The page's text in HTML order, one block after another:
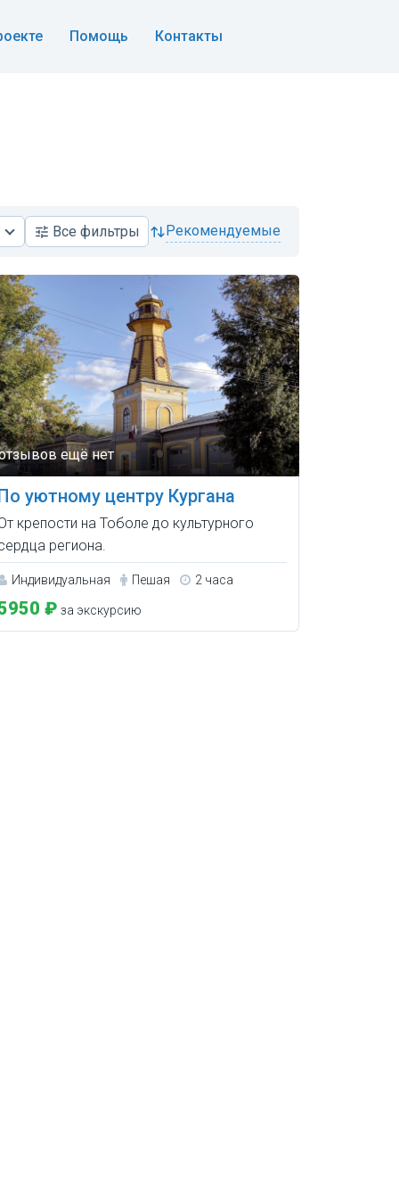
Помощь Контакты
Все фильтры рекомендуемые
уютному центру Кургана
крепости на Тоболе до культурного
региона.
Индивидуальная Пешая 2 часа
₽ за экскурсию